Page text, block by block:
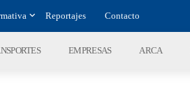
Reportajes Contacto
EMPRESAS ARCA